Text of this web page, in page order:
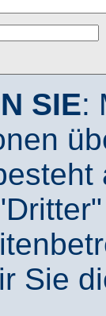
SIE:
Sie